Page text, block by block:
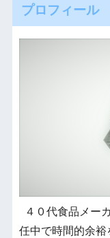
プロフィール
４０代食品メー
任中で時間的余